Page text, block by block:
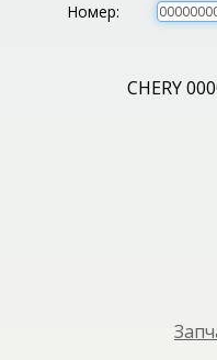
Номер:
CHERY